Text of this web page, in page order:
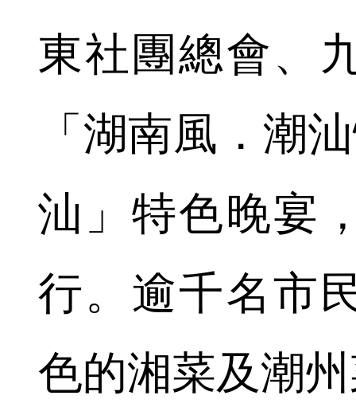
東社團總會、
「湖南風．潮
汕」特色晚宴
行。逾千名市
色的湘菜及潮